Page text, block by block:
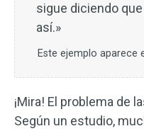
sigue diciendo
así.»
Este ejemplo aparece
¡Mira! El problema de
Según un estudio,